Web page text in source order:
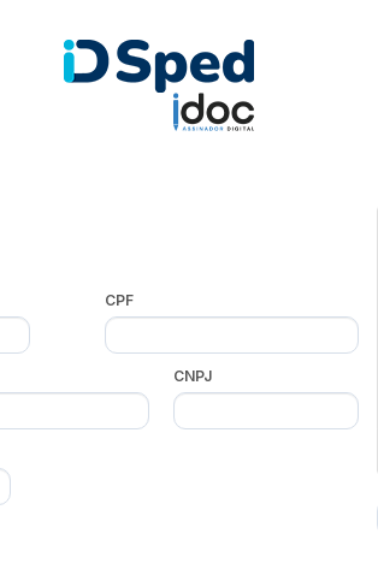
CPF
CNPJ